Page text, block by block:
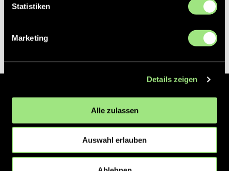
Statistiken
Marketing
Details zeigen
Alle zulassen
Auswahl erlauben
Der Hockeyliga e.V. ist verantwortlich für die Organisation und
der Halle. Insgesamt sind über 60 Vereine unter dem Dach der
Hockeyliga organisiert, sowohl im Herren als auch im Damen